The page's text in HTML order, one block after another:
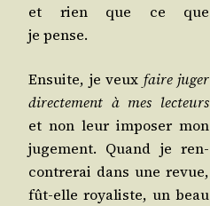
et rien que ce que
je pense.
Ensuite, je veux faire juger
direc­te­ment à mes lec­teurs
et non leur impo­ser mon
juge­ment. Quand je ren­
con­tre­rai dans une revue,
fût-elle roya­liste, un beau